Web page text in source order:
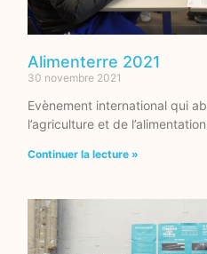
Alimenterre 2021
30 novembre 2021
Evènement international qui
l’agriculture et de
Continuer la lecture »